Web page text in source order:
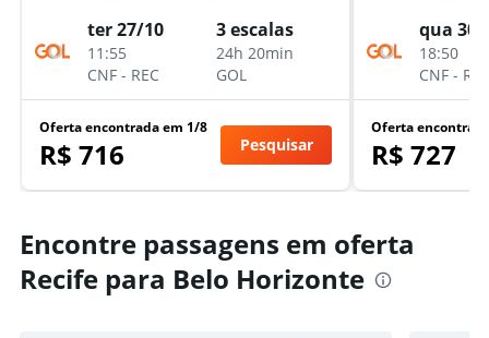
ter 27/10
11:55
CNF - REC
3 escalas
24h 20min
GOL
Oferta encontrada em 1/8
R$ 716 Pesquisar
qua 30/
18:50
CNF -
Oferta
R$ 727
Encontre passagens em oferta
Recife para Belo Horizonte